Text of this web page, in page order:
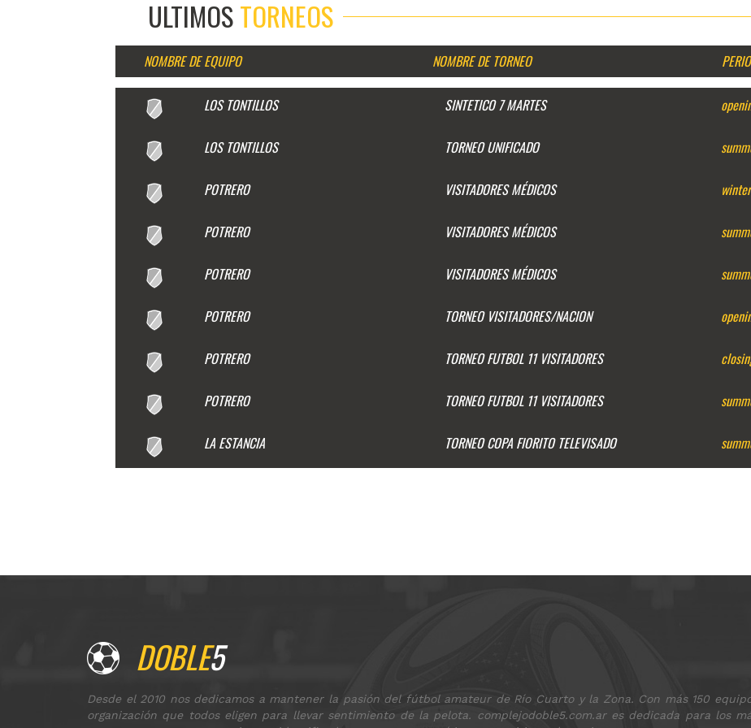
ULTIMOSTORNEOS
NOMBRE DE EQUIPO NOMBRE DE TORNEO
LOS TONTILLOS SINTETICO 7 MARTES
LOS TONTILLOS TORNEO UNIFICADO
POTRERO VISITADORES MÉDICOS winter
POTRERO VISITADORES MÉDICOS
POTRERO VISITADORES MÉDICOS
POTRERO TORNEO VISITADORES/NACION
POTRERO TORNEO FUTBOL 11 VISITADORES
POTRERO TORNEO FUTBOL 11 VISITADORES
LA ESTANCIA TORNEO COPA FIORITO TELEVISADO
DOBLE5
Desde el 2010 nos dedicamos a mantener la pasión del fútbol amateur de Río Cuarto y la Zona. Con más 150
organización que todos eligen para llevar sentimiento de la pelota. complejodoble5.com.ar es dedicada para los